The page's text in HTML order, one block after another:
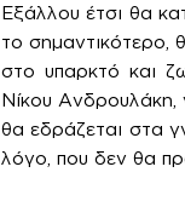
Εξάλλου έτσι θα
το σημαντικότερο,
στο υπαρκτό και
Νίκου Ανδρουλάκη,
θα εδράζεται στα
λόγο, που δεν θα